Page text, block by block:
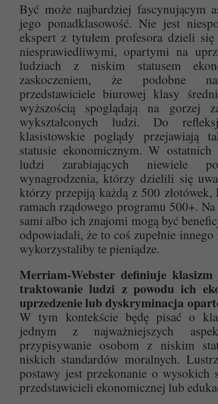
Być może najbardziej fascynującym
jego ponadklasowość. Nie jest
ekspert z tytułem profesora dzieli
niesprawiedliwymi, opartymi na
ludziach z niskim statusem
zaskoczeniem, że podobne
przedstawiciele biurowej klasy
wyższością spoglądają na gorzej
wykształconych ludzi. Do
klasistowskie poglądy przejawiają
statusie ekonomicznym. W ostatnich
ludzi zarabiających niewiele
wynagrodzenia, którzy dzielili się
którzy przepiją każdą z 500 złotówek,
ramach rządowego programu 500+.
sami albo ich znajomi mogą być
odpowiadali, że to coś zupełnie
wykorzystaliby te pieniądze.
Merriam-Webster definiuje
traktowanie ludzi z powodu ich
uprzedzenie lub dyskryminacja
W tym kontekście będę pisać o
jednym z najważniejszych
przypisywanie osobom z niskim
niskich standardów moralnych.
postawy jest przekonanie o wysokich
przedstawicieli ekonomicznej lub